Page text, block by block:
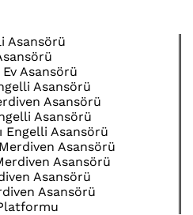
Asansörü
Asansörü
Asansörü
Asansörü
Asansörü
Engelli Asansörü
Asansörü
Asansörü
Asansörü
Asansörü